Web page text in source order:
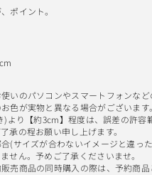
ポイント。
いのパソコンやスマートフォンな
色が実物と異なる場合がございます。
より【約3cm】程度は、誤差の許容
承の程お願い申し上げます。
(サイズが合わないイメージと違っ
せん。予めご了承くださいませ。
売商品の同時購入の際は、予約商品